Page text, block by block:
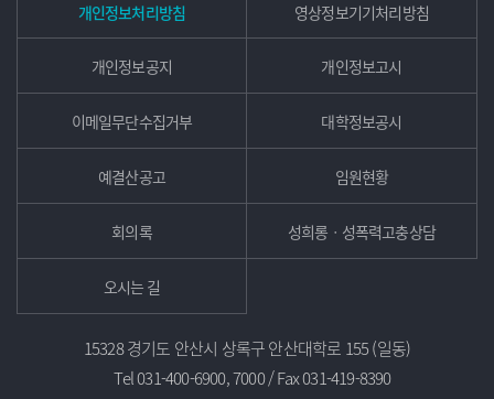
개인정보처리방침 영상정보기기처리방침
개인정보공지 개인정보고시
이메일무단수집거부 대학정보공시
예결산공고 임원현황
회의록 성희롱ㆍ성폭력고충상담
오시는 길
15328 경기도 안산시 상록구 안산대학로 155 (일동)
Tel 031-400-6900, 7000 / Fax 031-419-8390